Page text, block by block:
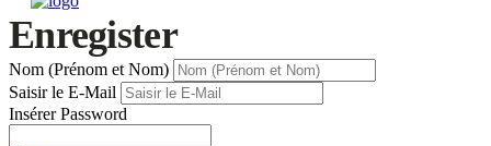
Enregister
Nom (Prénom et Nom)
Saisir le E-Mail
Insérer Password